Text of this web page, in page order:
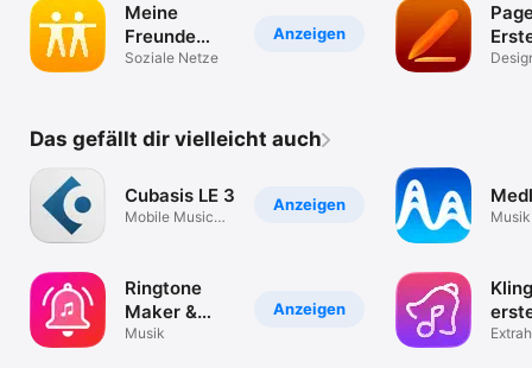
Anzeigen
Meine
Freunde
suchen
Soziale Netze
Das gefällt dir vielleicht auch
Anzeigen
Cubasis LE 3
Mobile Music
Anzeigen
Ringtone
Maker &
MP3
Musik